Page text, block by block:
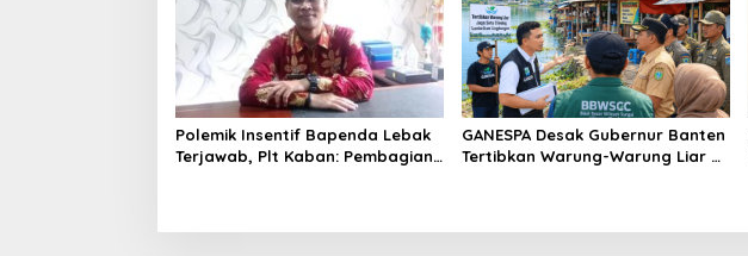
Polemik Insentif Bapenda Lebak
Terjawab, Plt Kaban: Pembagian
GANESPA Desak Gubernur Banten
Tertibkan Warung-Warung Liar di